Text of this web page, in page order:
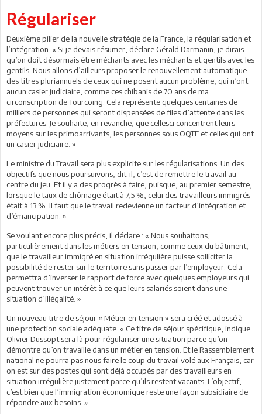
Régulariser
Deuxième pilier de la nouvelle stratégie de la France, la régularisation et
l’intégration. « Si je devais résumer, déclare Gérald Darmanin, je dirais
qu’on doit désormais être méchants avec les méchants et gentils avec les
gentils. Nous allons d’ailleurs proposer le renouvellement automatique
des titres pluriannuels de ceux qui ne posent aucun problème, qui n’ont
aucun casier judiciaire, comme ces chibanis de 70 ans de ma
circonscription de Tourcoing. Cela représente quelques centaines de
milliers de personnes qui seront dispensées de files d’attente dans les
préfectures. Je souhaite, en revanche, que celles­ci concentrent leurs
moyens sur les primo­arrivants, les personnes sous OQTF et celles qui ont
un casier judiciaire. »
Le ministre du Travail sera plus explicite sur les régularisations. Un des
objectifs que nous poursuivons, dit-il, c’est de remettre le travail au
centre du jeu. Et il y a des progrès à faire, puisque, au premier semestre,
lorsque le taux de chômage était à 7,5 %, celui des travailleurs immigrés
était à 13 %. Il faut que le travail redevienne un facteur d’intégration et
d’émancipation. »
Se voulant encore plus précis, il déclare : « Nous souhaitons,
particulièrement dans les métiers en tension, comme ceux du bâtiment,
que le travailleur immigré en situation irrégulière puisse solliciter la
possibilité de rester sur le territoire sans passer par l’employeur. Cela
permettra d’inverser le rapport de force avec quelques employeurs qui
peuvent trouver un intérêt à ce que leurs salariés soient dans une
situation d’illégalité. »
Un nouveau titre de séjour « Métier en tension » sera créé et adossé à
une protection sociale adéquate. « Ce titre de séjour spécifique, indique
Olivier Dussopt sera là pour régulariser une situation parce qu’on
démontre qu’on travaille dans un métier en tension. Et le Rassemblement
national ne pourra pas nous faire le coup du travail volé aux Français, car
on est sur des postes qui sont déjà occupés par des travailleurs en
situation irrégulière justement parce qu’ils restent vacants. L’objectif,
c’est bien que l’immigration économique reste une façon subsidiaire de
répondre aux besoins. »